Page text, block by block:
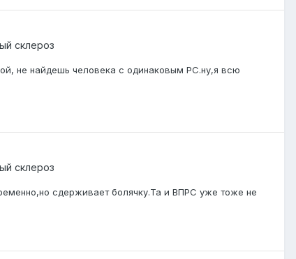
склероз
не найдешь человека с одинаковым РС.ну,я всю
склероз
сдерживает болячку.Та и ВПРС уже тоже не